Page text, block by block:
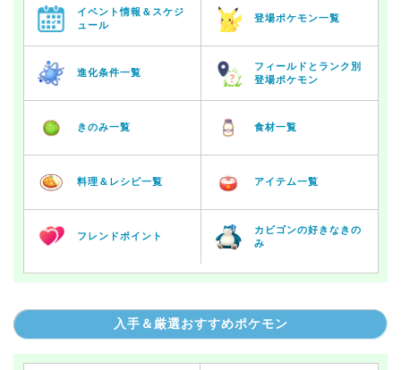
イベント情報＆スケジ
ュール
登場ポケモン一覧
進化条件一覧
フィールドとランク別
登場ポケモン
きのみ一覧 食材一覧
料理＆レシピ一覧 アイテム一覧
フレンドポイント
カビゴンの好きなきの
み
入手＆厳選おすすめポケモン